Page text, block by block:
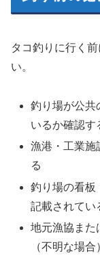
タコ釣りに行く
い。
釣り場が公共
いるか確認す
漁港・工業施
る
釣り場の看板
記載されてい
地元漁協また
（不明な場合